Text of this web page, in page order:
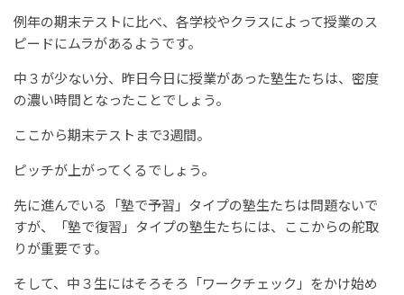
例年の期末テストに比べ、各学校やクラスによって授業のス
ピードにムラがあるようです。
中３が少ない分、昨日今日に授業があった塾生たちは、密度
の濃い時間となったことでしょう。
ここから期末テストまで3週間。
ピッチが上がってくるでしょう。
先に進んでいる「塾で予習」タイプの塾生たちは問題ないで
すが、「塾で復習」タイプの塾生たちには、ここからの舵取
りが重要です。
そして、中３生にはそろそろ「ワークチェック」をかけ始め